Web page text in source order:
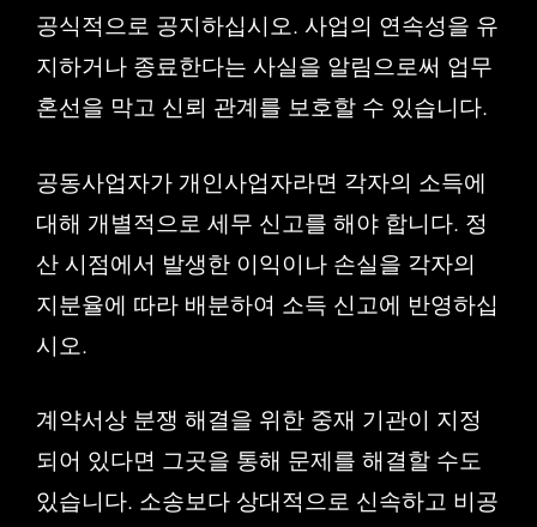
공식적으로 공지하십시오. 사업의 연속성을 유
지하거나 종료한다는 사실을 알림으로써 업무
혼선을 막고 신뢰 관계를 보호할 수 있습니다.
공동사업자가 개인사업자라면 각자의 소득에
대해 개별적으로 세무 신고를 해야 합니다. 정
산 시점에서 발생한 이익이나 손실을 각자의
지분율에 따라 배분하여 소득 신고에 반영하십
시오.
계약서상 분쟁 해결을 위한 중재 기관이 지정
되어 있다면 그곳을 통해 문제를 해결할 수도
있습니다. 소송보다 상대적으로 신속하고 비공